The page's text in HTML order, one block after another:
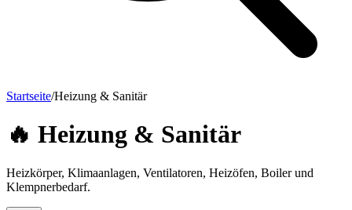
Startseite/Heizung & Sanitär
🔥 Heizung & Sanitär
Heizkörper, Klimaanlagen, Ventilatoren, Heizöfen, Boiler und
Klempnerbedarf.